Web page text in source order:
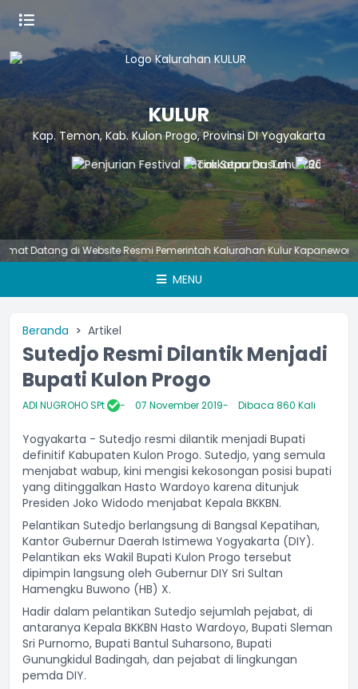
KULUR
Kap. Temon, Kab. Kulon Progo, Provinsi DI Yogyakarta
di Website Resmi Pemerintah Kalurahan Kulur Kapanewon
MENU
Beranda Artikel
Sutedjo Resmi Dilantik Menjadi
Bupati Kulon Progo
ADI NUGROHO SPt 07 November 2019 Dibaca 860 Kali
Yogyakarta - Sutedjo resmi dilantik menjadi Bupati
definitif Kabupaten Kulon Progo. Sutedjo, yang semula
menjabat wabup, kini mengisi kekosongan posisi bupati
yang ditinggalkan Hasto Wardoyo karena ditunjuk
Presiden Joko Widodo menjabat Kepala BKKBN.
Pelantikan Sutedjo berlangsung di Bangsal Kepatihan,
Kantor Gubernur Daerah Istimewa Yogyakarta (DIY).
Pelantikan eks Wakil Bupati Kulon Progo tersebut
dipimpin langsung oleh Gubernur DIY Sri Sultan
Hamengku Buwono (HB) X.
Hadir dalam pelantikan Sutedjo sejumlah pejabat, di
antaranya Kepala BKKBN Hasto Wardoyo, Bupati Sleman
Sri Purnomo, Bupati Bantul Suharsono, Bupati
Gunungkidul Badingah, dan pejabat di lingkungan
pemda DIY.